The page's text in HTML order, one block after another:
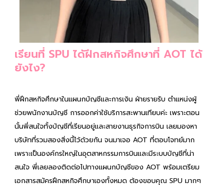
เรียนที่ SPU ได้ฝึกสหกิจศึกษาที่ AOT ได้
ยังไง?
พี่ฝึกสหกิจศึกษาในแผนกบัญชีและการเงิน ฝ่ายรายรับ ตำแหน่งผู้
ช่วยพนักงานบัญชี การออกค่าใช้บริการสะพานเทียบค่ะ เพราะตอน
นั้นพี่สนใจทั้งบัญชีที่เรียนอยู่และสายงานธุรกิจการบิน เลยมองหา
บริษัทที่รวมสองสิ่งนี้ไว้ด้วยกัน จนมาเจอ AOT ที่ตอบโจทย์มาก
เพราะเป็นองค์กรใหญ่ในอุตสาหกรรมการบินและมีระบบบัญชีที่น่า
สนใจ พี่เลยลองติดต่อไปทางแผนกบัญชีของ AOT พร้อมเตรียม
เอกสารสมัครฝึกสหกิจศึกษาเองทั้งหมด ต้องขอบคุณ SPU มากๆ